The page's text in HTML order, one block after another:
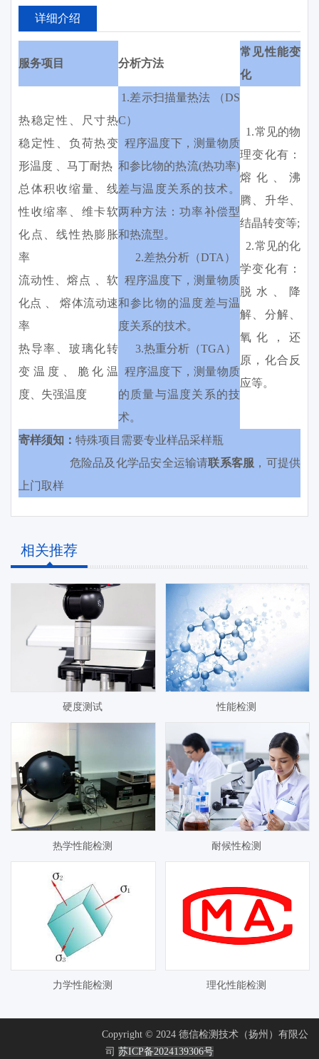
详细介绍
服务项目 分析方法
常见性能变
化
热稳定性、尺寸热
稳定性、负荷热变
形温度 、马丁耐热
总体积收缩量、线
性收缩率、维卡软
化点、线性热膨胀
率
流动性、熔点 、软
化点 、 熔体流动速
率
热导率、玻璃化转
变温度、脆化温
度、失强温度
1.差示扫描量热法 （DS
C）
程序温度下，测量物质
和参比物的热流(热功率)
差与温度关系的技术。
两种方法：功率补偿型
和热流型。
2.差热分析（DTA）
程序温度下，测量物质
和参比物的温度差与温
度关系的技术。
3.热重分析（TGA）
程序温度下，测量物质
的质量与温度关系的技
术。
1.常见的物
理变化有：
熔化、沸
腾、升华、
结晶转变等;
2.常见的化
学变化有：
脱水、降
解、分解、
氧化，还
原，化合反
应等。
寄样须知： 特殊项目需要专业样品采样瓶
危险品及化学品安全运输请联系客服 ，可提供
上门取样
相关推荐
硬度测试 性能检测
热学性能检测 耐候性检测
力学性能检测 理化性能检测
Copyright © 2024 德信检测技术（扬州）有限公
司 苏ICP备2024139306号